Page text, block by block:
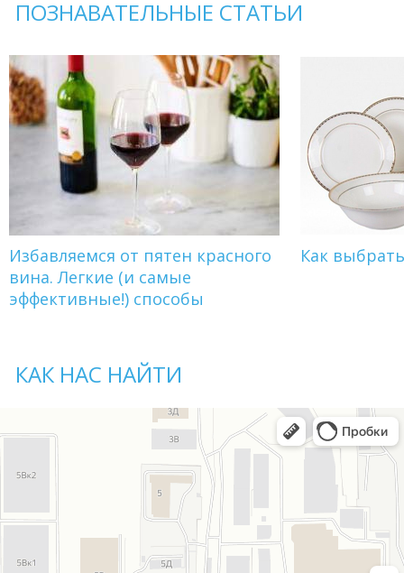
ПОЗНАВАТЕЛЬНЫЕ СТАТЬИ
Избавляемся от пятен красного
вина. Легкие (и самые
эффективные!) способы
Как
КАК НАС НАЙТИ